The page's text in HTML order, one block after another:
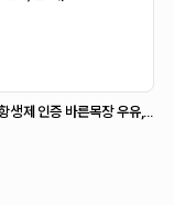
생제 인증 바른목장 우유,